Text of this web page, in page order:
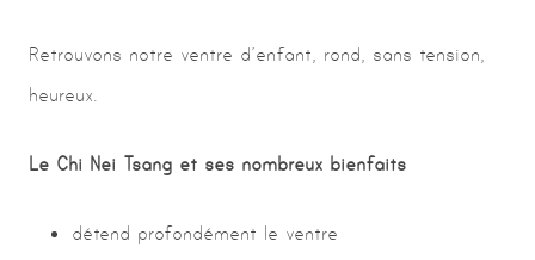
Retrouvons notre ventre d’enfant, rond, sans tension,
heureux.
Le Chi Nei Tsang et ses nombreux bienfaits
détend profondément le ventre